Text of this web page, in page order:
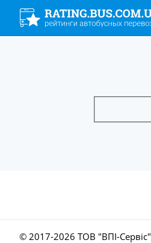
© 2017-2026 ТОВ "ВПІ-Сервіс"